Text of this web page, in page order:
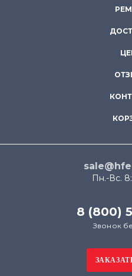
Пн.-Вс.
8 (800)
Звонок